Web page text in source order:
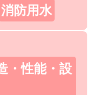
消防用水
・性能・設